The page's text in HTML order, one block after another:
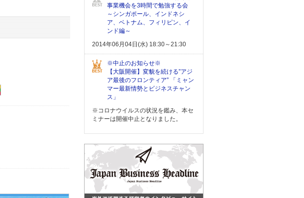
事業機会を3時間で勉強する会
～シンガポール、インドネシ
ア、ベトナム、フィリピン、イ
ンド編～
2014年06月04日(水) 18:30～21:30
※中止のお知らせ※
【大阪開催】変貌を続ける”アジ
ア最後のフロンティア” 「ミャン
マー最新情勢とビジネスチャン
ス」
※コロナウイルスの状況を鑑み、本セ
ミナーは開催中止となりました。